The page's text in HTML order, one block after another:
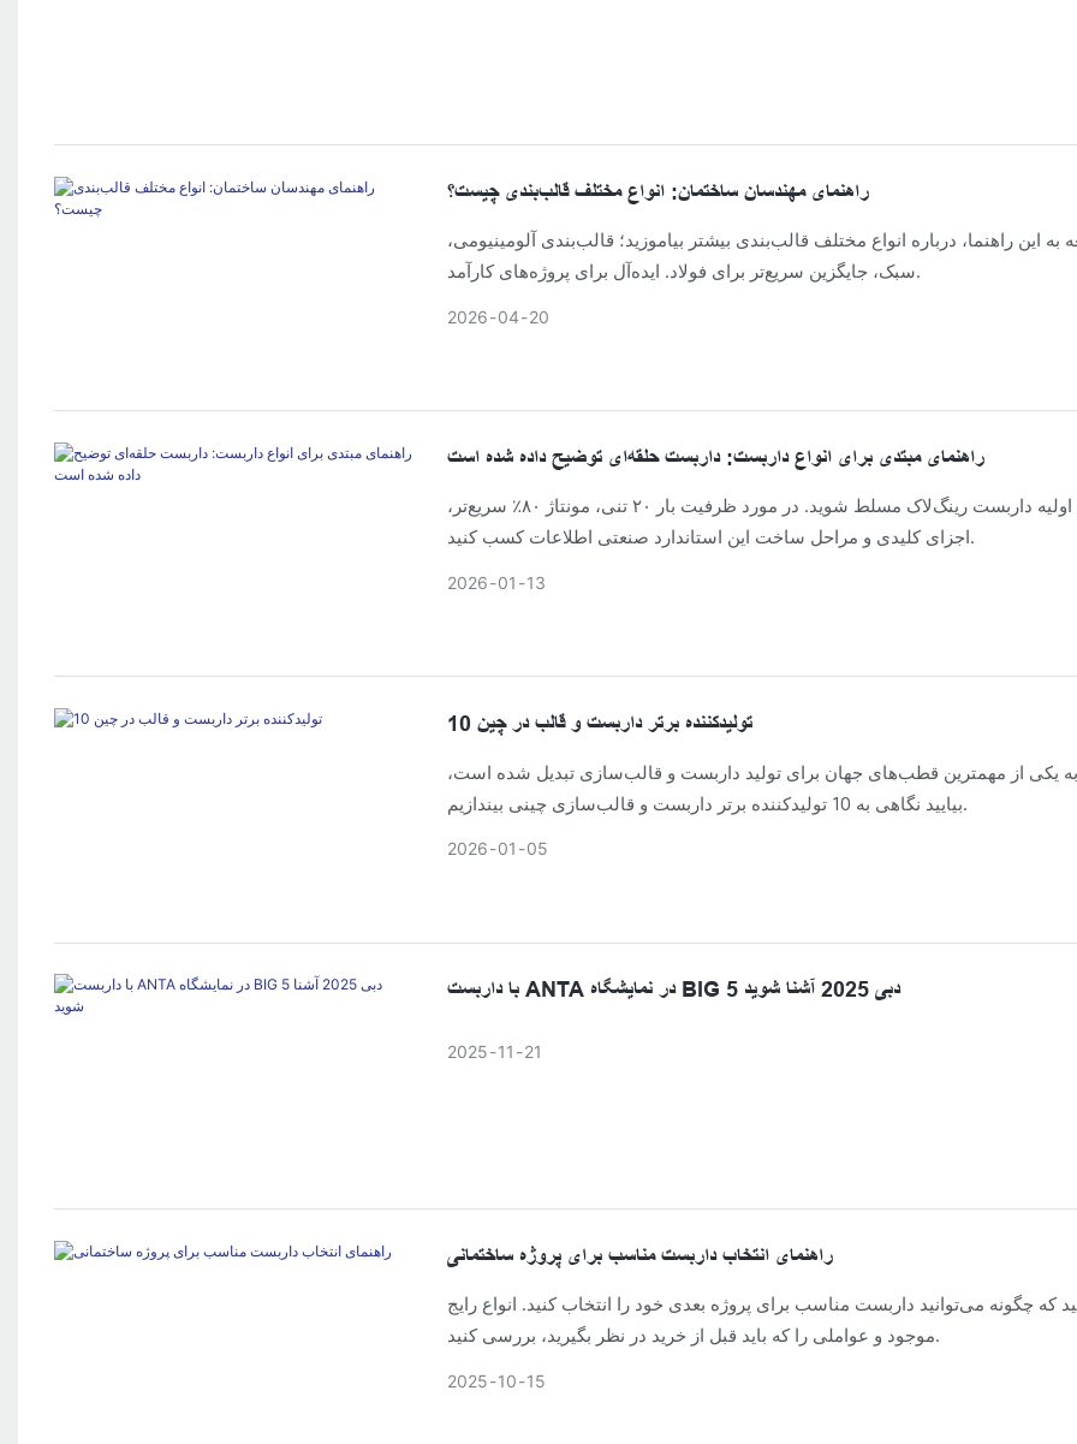
راهنمای مهندسان ساختمان: انواع مختلف قالب‌بندی چیست؟
به این راهنما، درباره انواع مختلف قالب‌بندی بیشتر بیاموزید؛ قالب‌بندی آلومینیومی،
سبک، جایگزین سریع‌تر برای فولاد. ایده‌آل برای پروژه‌های کارآمد.
2026 04 20
راهنمای مبتدی برای انواع داربست: داربست حلقه‌ای توضیح داده شده است
بر اصول اولیه داربست رینگ‌لاک مسلط شوید. در مورد ظرفیت بار ۲۰ تنی، مونتاژ ۸۰٪ سریع‌تر،
اجزای کلیدی و مراحل ساخت این استاندارد صنعتی اطلاعات کسب کنید.
2026 01 13
10 تولیدکننده برتر داربست و قالب در چین
یکی از مهمترین قطب‌های جهان برای تولید داربست و قالب‌سازی تبدیل شده است،
بیایید نگاهی به 10 تولیدکننده برتر داربست و قالب‌سازی چینی بیندازیم.
2026 01 05
با داربست ANTA در نمایشگاه BIG 5 دبی 2025 آشنا شوید
2025 11 21
راهنمای انتخاب داربست مناسب برای پروژه ساختمانی
که چگونه می‌توانید داربست مناسب برای پروژه بعدی خود را انتخاب کنید. انواع رایج
موجود و عواملی را که باید قبل از خرید در نظر بگیرید، بررسی کنید.
2025 10 15